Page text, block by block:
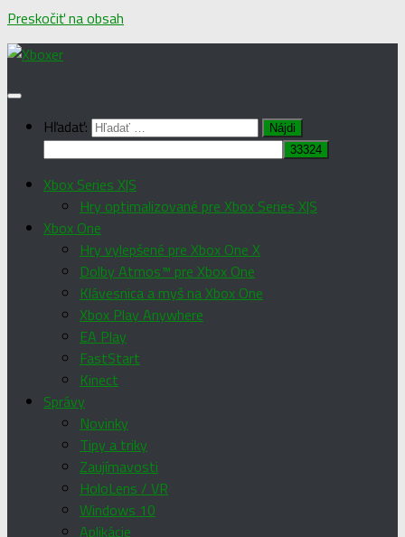
Preskočiť na obsah
Hľadať:
Xbox Series X|S
Hry optimalizované pre Xbox Series X|S
Xbox One
Hry vylepšené pre Xbox One X
Dolby Atmos™ pre Xbox One
Klávesnica a myš na Xbox One
Xbox Play Anywhere
EA Play
FastStart
Kinect
Správy
Novinky
Tipy a triky
Zaujímavosti
HoloLens / VR
Windows 10
Aplikácie